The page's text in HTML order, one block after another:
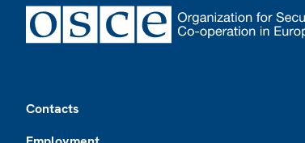
Contacts